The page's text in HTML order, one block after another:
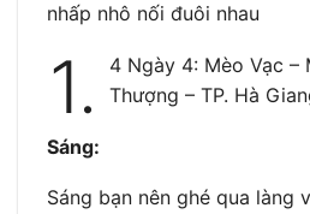
nhấp nhô nối đuôi nhau
1.
4 Ngày 4: Mèo Vạc –
Thượng – TP. Hà
Sáng:
Sáng bạn nên ghé qua làng